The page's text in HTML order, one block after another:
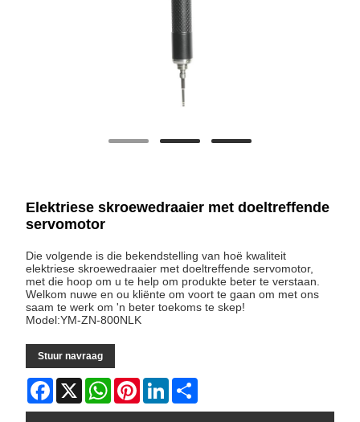
Elektriese skroewedraaier met doeltreffende
servomotor
Die volgende is die bekendstelling van hoë kwaliteit
elektriese skroewedraaier met doeltreffende servomotor,
met die hoop om u te help om produkte beter te verstaan.
Welkom nuwe en ou kliënte om voort te gaan om met ons
saam te werk om 'n beter toekoms te skep!
Model:YM-ZN-800NLK
Stuur navraag
Facebook
X WhatsAppPinterestLinkedIn